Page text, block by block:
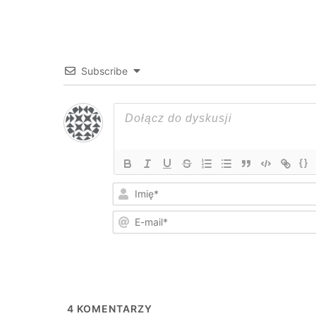
Subscribe
{}
4 KOMENTARZY